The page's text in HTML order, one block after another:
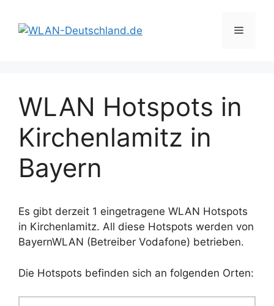
Inhalt
springen
Menü
WLAN Hotspots in
Kirchenlamitz in
Bayern
Es gibt derzeit 1 eingetragene WLAN Hotspots
in Kirchenlamitz. All diese Hotspots werden von
BayernWLAN (Betreiber Vodafone) betrieben.
Die Hotspots befinden sich an folgenden Orten: